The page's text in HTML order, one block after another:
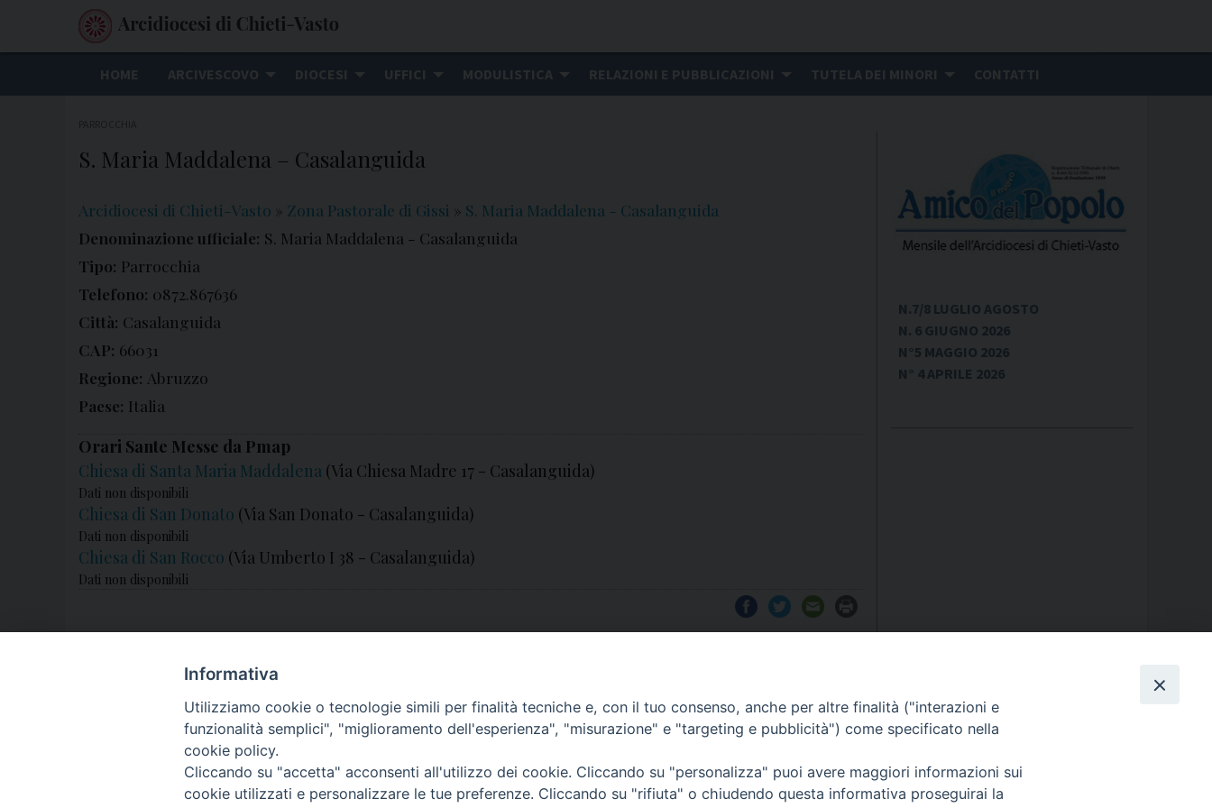
HOME ARCIVESCOVO DIOCESI UFFICI MODULISTICA RELAZIONI E PUBBLICAZIONI TUTELA DEI MINORI CONTATTI
S. Maria Maddalena – Casalanguida
Arcidiocesi di Chieti-Vasto » Zona Pastorale di Gissi » S. Maria Maddalena - Casalanguida
Denominazione ufficiale: S. Maria Maddalena - Casalanguida
Tipo: Parrocchia
Telefono: 0872.867636
Città: Casalanguida
CAP: 66031
Regione: Abruzzo
Paese: Italia
Orari Sante Messe da Pmap
Chiesa di Santa Maria Maddalena (Via Chiesa Madre 17 - Casalanguida)
Dati non disponibili
Chiesa di San Donato (Via San Donato - Casalanguida)
Dati non disponibili
Chiesa di San Rocco (Via Umberto I 38 - Casalanguida)
Dati non disponibili
N.7/8 LUGLIO AGOSTO
N. 6 GIUGNO 2026
N°5 MAGGIO 2026
N° 4 APRILE 2026
Informativa
Utilizziamo cookie o tecnologie simili per finalità tecniche e, con il tuo consenso, anche per altre finalità ("interazioni e
funzionalità semplici", "miglioramento dell'esperienza", "misurazione" e "targeting e pubblicità") come specificato nella
cookie policy.
Cliccando su "accetta" acconsenti all'utilizzo dei cookie. Cliccando su "personalizza" puoi avere maggiori informazioni sui
cookie utilizzati e personalizzare le tue preferenze. Cliccando su "rifiuta" o chiudendo questa informativa proseguirai la